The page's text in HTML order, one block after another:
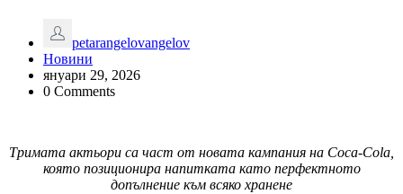
petarangelovangelov
Новини
януари 29, 2026
0 Comments
Тримата актьори са част от новата кампания на Coca-Cola
която позиционира напитката като перфектното
допълнение към всяко хранене